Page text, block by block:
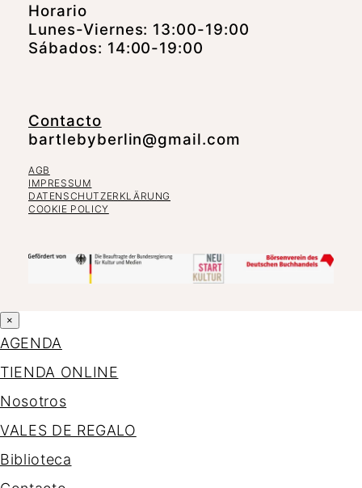
Horario
Lunes-Viernes: 13:00-19:00
Sábados: 14:00-19:00
Contacto
bartlebyberlin@gmail.com
AGB
IMPRESSUM
DATENSCHUTZERKLÄRUNG
COOKIE POLICY
×
AGENDA
TIENDA ONLINE
Nosotros
VALES DE REGALO
Biblioteca